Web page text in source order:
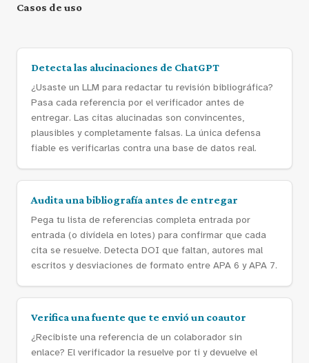
Casos de uso
Detecta las alucinaciones de ChatGPT
¿Usaste un LLM para redactar tu revisión bibliográfica?
Pasa cada referencia por el verificador antes de
entregar. Las citas alucinadas son convincentes,
plausibles y completamente falsas. La única defensa
fiable es verificarlas contra una base de datos real.
Audita una bibliografía antes de entregar
Pega tu lista de referencias completa entrada por
entrada (o divídela en lotes) para confirmar que cada
cita se resuelve. Detecta DOI que faltan, autores mal
escritos y desviaciones de formato entre APA 6 y APA 7.
Verifica una fuente que te envió un coautor
¿Recibiste una referencia de un colaborador sin
enlace? El verificador la resuelve por ti y devuelve el